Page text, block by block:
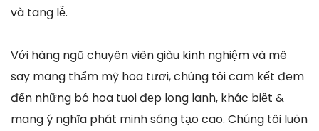
và tang lễ.
Với hàng ngũ chuyên viên giàu kinh nghiệm và mê
say mang thẩm mỹ hoa tươi, chúng tôi cam kết đem
đến những bó hoa tuoi đẹp long lanh, khác biệt &
mang ý nghĩa phát minh sáng tạo cao. Chúng tôi luôn